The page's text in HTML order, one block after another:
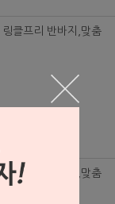
클프리 반바지,맞춤
클프리 반바지,맞춤